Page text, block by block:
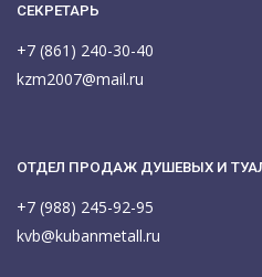
СЕКРЕТАРЬ
+7 (861) 240-30-40
kzm2007@mail.ru
ОТДЕЛ ПРОДАЖ ДУШЕВЫХ И
+7 (988) 245-92-95
kvb@kubanmetall.ru